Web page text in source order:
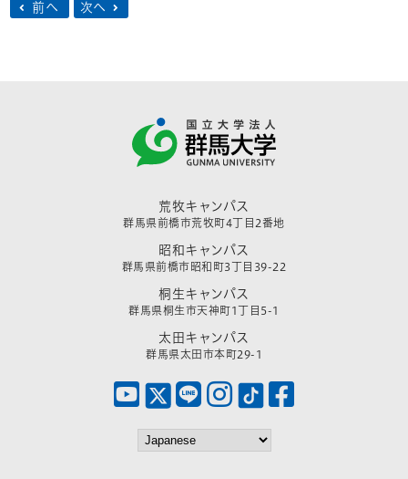
前へ 次へ
荒牧キャンパス
群馬県前橋市荒牧町4丁目2番地
昭和キャンパス
群馬県前橋市昭和町3丁目39-22
桐生キャンパス
群馬県桐生市天神町1丁目5-1
太田キャンパス
群馬県太田市本町29-1